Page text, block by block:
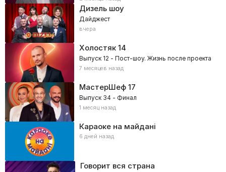
Дизель шоу
Дайджест
вчера
Холостяк14
Выпуск 12 - Пост-шоу. Жизнь после проекта
7 месяцев назад
МастерШеф17
Выпуск 34 - Финал
1 месяц назад
Караоке на майдані
6 дней назад
Говорит вся страна